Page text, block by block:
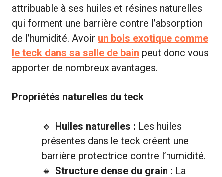
attribuable à ses huiles et résines naturelles
qui forment une barrière contre l’absorption
de l’humidité. Avoir un bois exotique comme
le teck dans sa salle de bain peut donc vous
apporter de nombreux avantages.
Propriétés naturelles du teck
Huiles naturelles : Les huiles
présentes dans le teck créent une
barrière protectrice contre l’humidité.
Structure dense du grain : La